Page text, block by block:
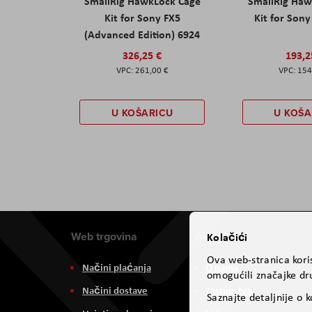
Kit for Sony FX5
(Advanced Edition) 6924
326,25 €
261,00 €
U KOŠARICU
Kit for Sony
U
Web trgovina
Načini plaćanja
Načini dostave
Aviteh
O nama
Kolačići
Ova web-stranica
omogućili značajke
Saznajte detaljnije o